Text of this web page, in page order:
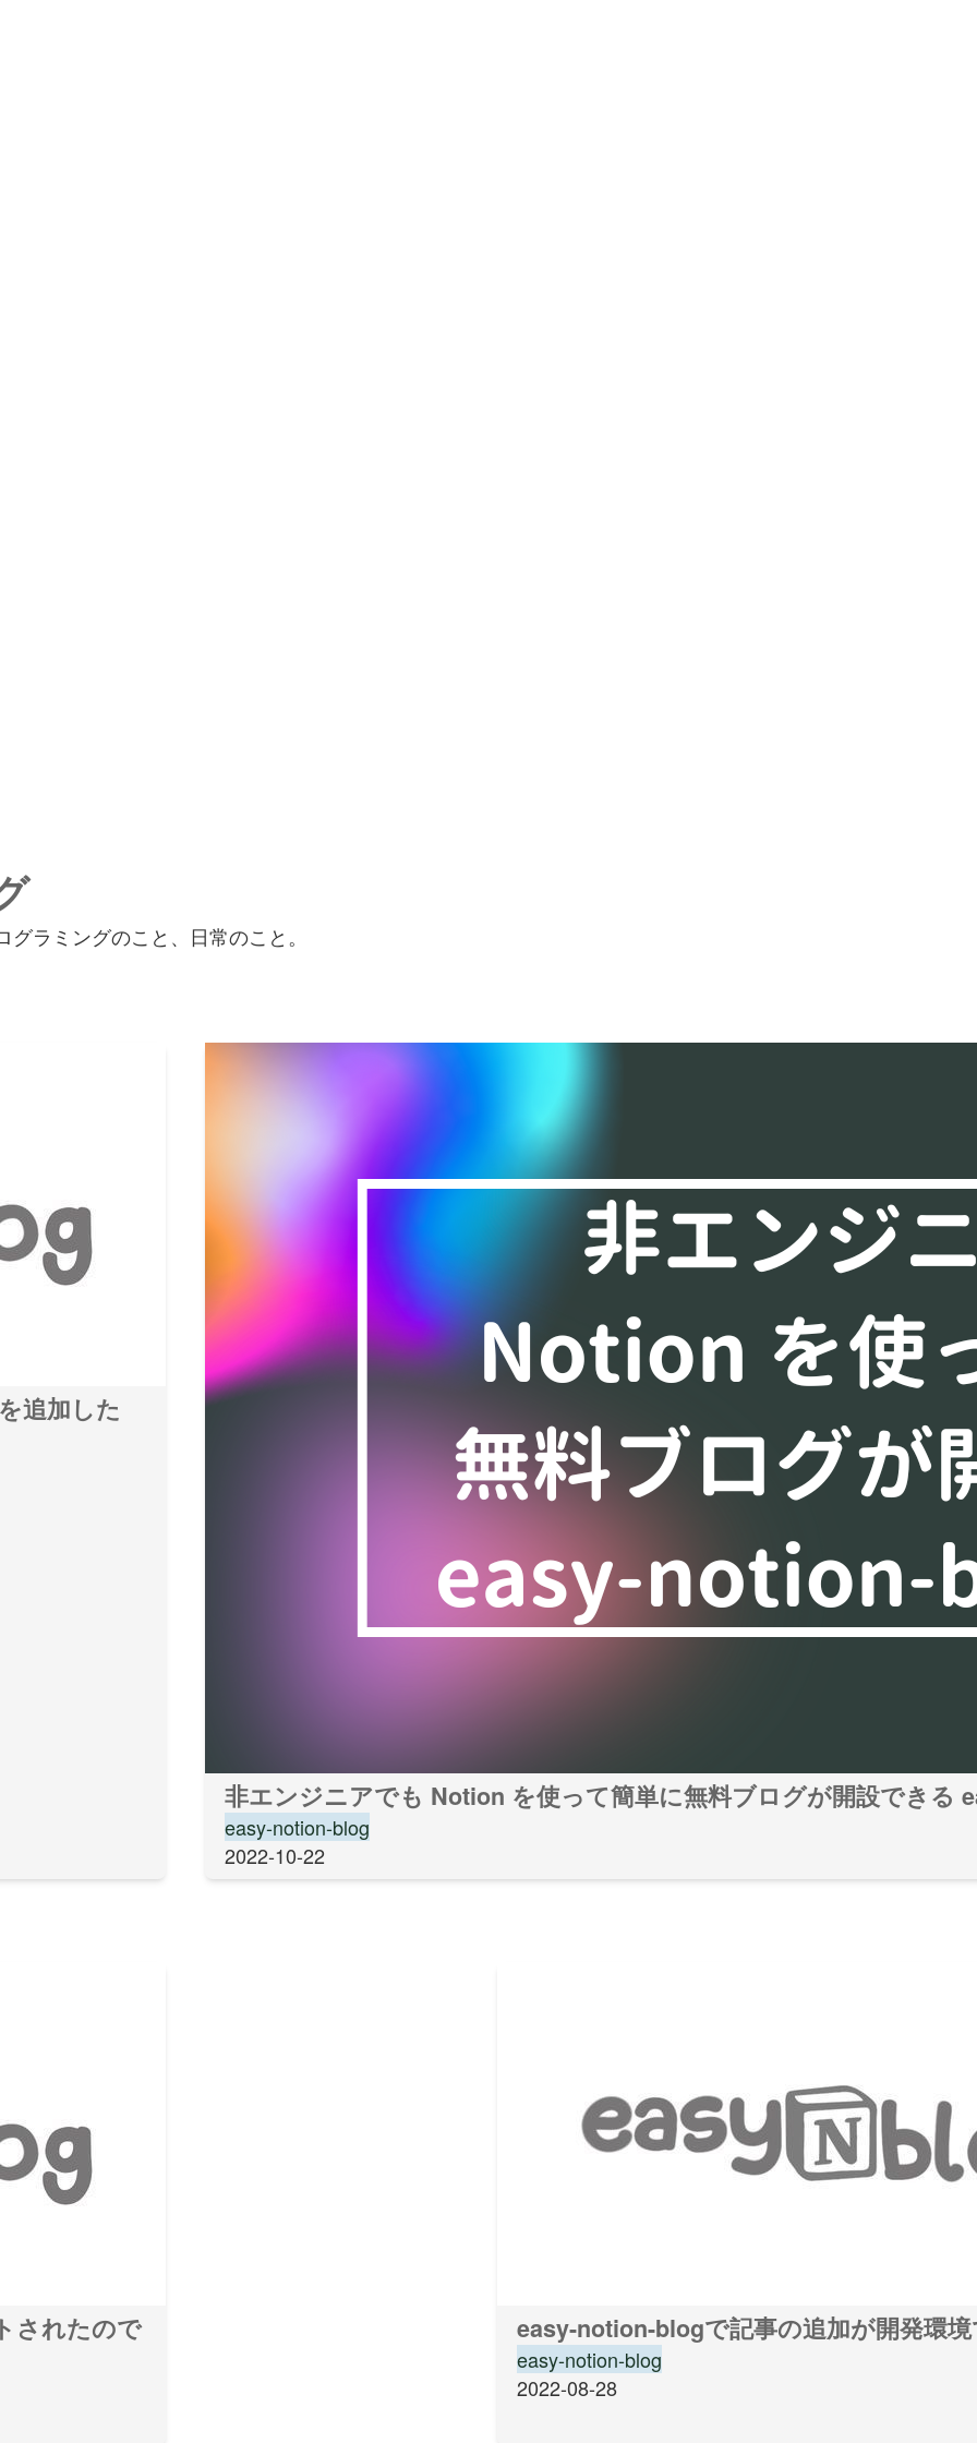
ラミングのこと、日常のこと。
追加した
非エンジニアでも Notion を使って簡単に無料ブログが開設できる
easy-notion-blog
2022-10-22
されたので
easy-notion-blogで記事の追加が開発環
easy-notion-blog
2022-08-28